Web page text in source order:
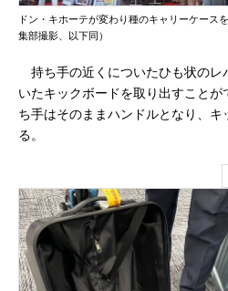
ドン・キホーテが変わり種のキャリーケース
集部撮影、以下同）
持ち手の近くについたひも状のレ
いたキックボードを取り出すこと
ち手はそのままハンドルとなり、キ
る。